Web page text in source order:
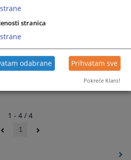
funkciju sudije Okružnog
Sarajevu od osnivanja 2010. do
1 - 4 / 4
1
stranica
odabrane Prihvatam sve
Pokreće Klaro!